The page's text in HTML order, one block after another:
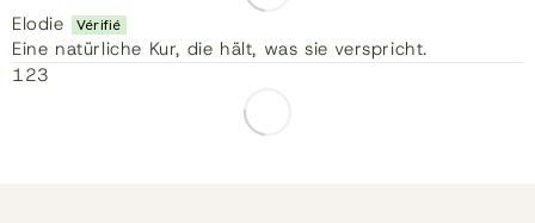
Elodie
Eine natürliche Kur, die hält, was sie verspricht.
123